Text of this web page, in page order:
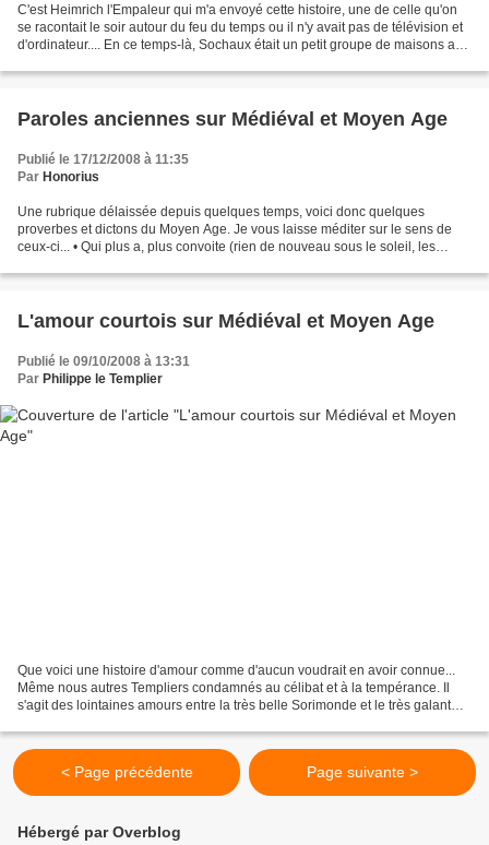
C'est Heimrich l'Empaleur qui m'a envoyé cette histoire, une de celle qu'on
se racontait le soir autour du feu du temps ou il n'y avait pas de télévision et
d'ordinateur.... En ce temps-là, Sochaux était un petit groupe de maisons au
Paroles anciennes sur Médiéval et Moyen Age
Publié le 17/12/2008 à 11:35
Par Honorius
Une rubrique délaissée depuis quelques temps, voici donc quelques
proverbes et dictons du Moyen Age. Je vous laisse méditer sur le sens de
ceux-ci... • Qui plus a, plus convoite (rien de nouveau sous le soleil, les
L'amour courtois sur Médiéval et Moyen Age
Publié le 09/10/2008 à 13:31
Par Philippe le Templier
Que voici une histoire d'amour comme d'aucun voudrait en avoir connue...
Même nous autres Templiers condamnés au célibat et à la tempérance. Il
s'agit des lointaines amours entre la très belle Sorimonde et le très galant
< Page précédente Page suivante >
Hébergé par Overblog